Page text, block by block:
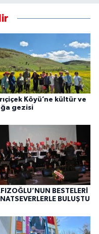
Köyü’ne kültür ve
gezisi
BESTELERİ
BULUŞTU